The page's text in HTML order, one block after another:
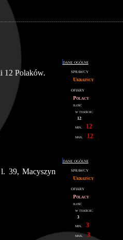
dane ogólne
12 Polaków.
sprawcy
Ukraińcy
ofiary
Polacy
ilość
w tekście:
12
min.
12
max. 12
dane ogólne
39, Macyszyn
sprawcy
Ukraińcy
ofiary
Polacy
ilość
w tekście:
3
min.
3
max. 3